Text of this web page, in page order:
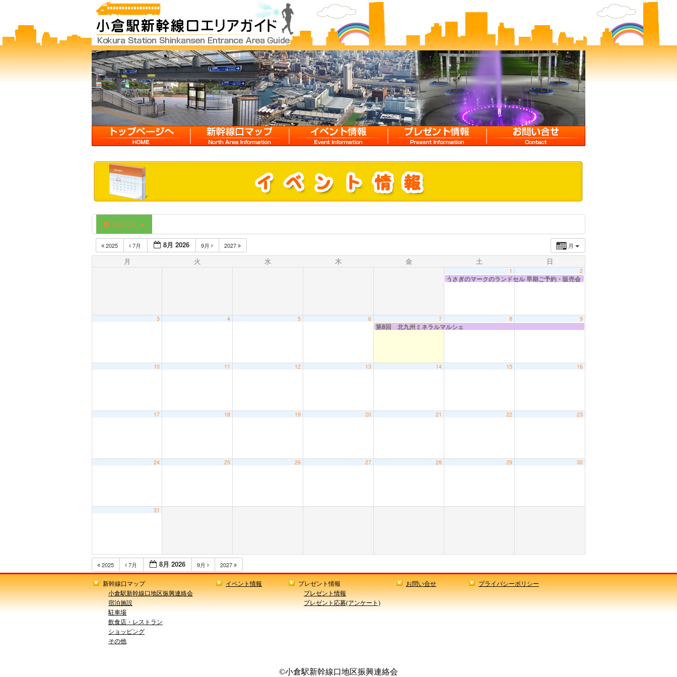
カテゴリ
月
2025 7月 8月 2026 9月 2027
月 火 水 木 金 土 日
1
うさぎのマークのランドセル 早期ご予約・販売会
2
3 4 5 6 7
第8回 北九州ミネラルマルシェ
8 9
10 11 12 13 14 15 16
17 18 19 20 21 22 23
24 25 26 27 28 29 30
31
2025 7月 8月 2026 9月 2027
新幹線口マップ
小倉駅新幹線口地区振興連絡会
宿泊施設
駐車場
飲食店・レストラン
ショッピング
その他
イベント情報
プレゼント情報
プレゼント情報
プレゼント応募(アンケート)
お問い合せ プライバシーポリシー
©小倉駅新幹線口地区振興連絡会